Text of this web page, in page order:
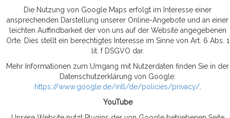
Die Nutzung von Google Maps erfolgt im Interesse einer
ansprechenden Darstellung unserer Online-Angebote und an einer
leichten Auffindbarkeit der von uns auf der Website angegebenen
Orte. Dies stellt ein berechtigtes Interesse im Sinne von Art. 6 Abs. 1
lit. f DSGVO dar.
Mehr Informationen zum Umgang mit Nutzerdaten finden Sie in der
Datenschutzerklärung von Google:
https://www.google.de/intl/de/policies/privacy/.
YouTube